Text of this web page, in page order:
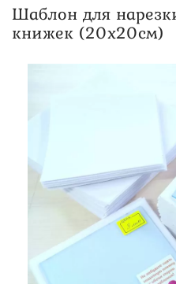
Шаблон для
книжек (20х20см)